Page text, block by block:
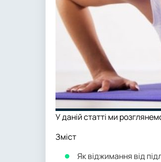
У даній статті ми
Зміст
Як віджимання від